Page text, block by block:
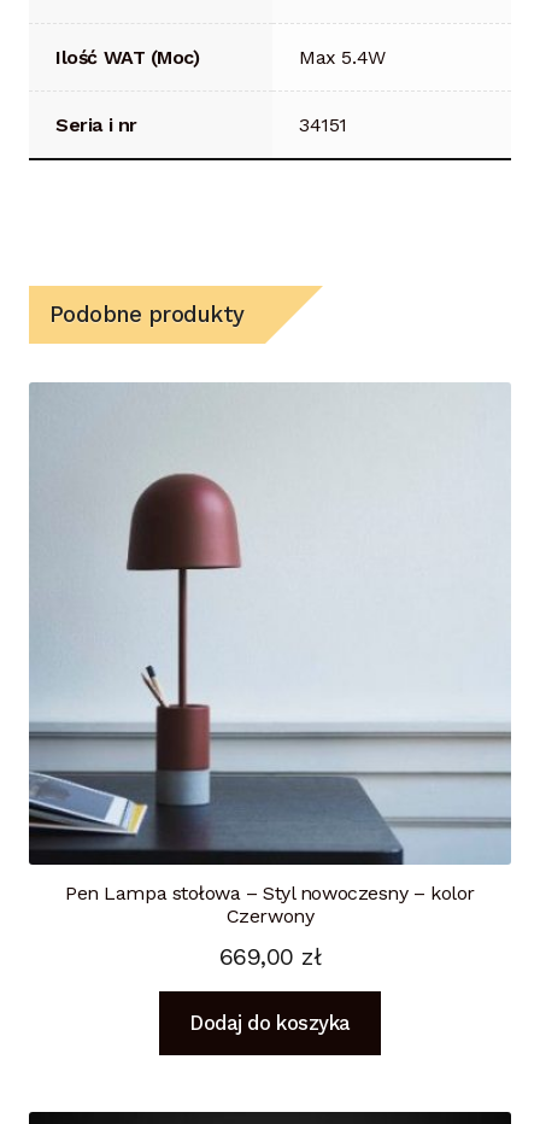
Ilość WAT (Moc) Max 5.4W
Seria i nr 34151
Podobne produkty
Pen Lampa stołowa – Styl nowoczesny – kolor
Czerwony
669,00 zł
Dodaj do koszyka